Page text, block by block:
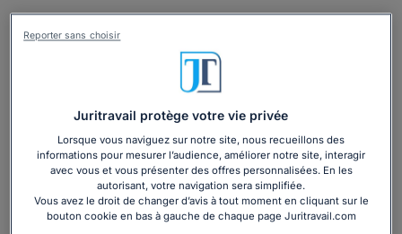
En bref
Retrouvez tous les avantages spécifiques à votre
Vous dépendez de la convention collective des
universités et instituts catholiques de France répertoriée
sous le numéro debrochure n°3308et l'IDCC 2270.
Elle s'applique sur tout le territoire national, en particulier
dans les universités et instituts catholiques de l'Ouest,
Lille, Lyon, Paris, Toulouse et dans les départements
Juritravail protège votre vie privée
Lorsque vous naviguez sur notre site, nous recueillons des
informations pour mesurer l’audience, améliorer notre site, interagir
avec vous et vous présenter des offres personnalisées. En les
autorisant, votre navigation sera simplifiée.
Vous avez le droit de changer d’avis à tout moment en cliquant sur le
bouton cookie en bas à gauche de chaque page Juritravail.com
Reporter sans choisir